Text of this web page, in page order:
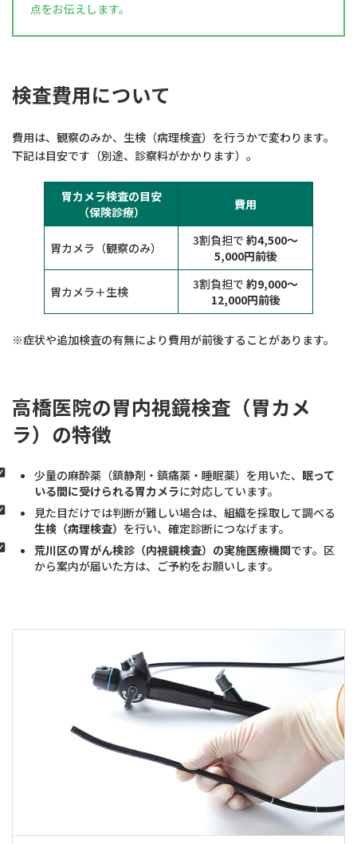
点をお伝えします。
検査費用について
費用は、観察のみか、生検（病理検査）を行うかで変わります。
下記は目安です（別途、診察料がかかります）。
胃カメラ検査の目安
（保険診療）
費用
胃カメラ（観察のみ） 3割負担で 約4,500〜
5,000円前後
胃カメラ＋生検 3割負担で 約9,000〜
12,000円前後
※症状や追加検査の有無により費用が前後することがあります。
高橋医院の胃内視鏡検査（胃カメ
ラ）の特徴
少量の麻酔薬（鎮静剤・鎮痛薬・睡眠薬）を用いた、 眠って
いる間に受けられる胃カメラに対応しています。
見た目だけでは判断が難しい場合は、組織を採取して調べる
生検（病理検査） を行い、確定診断につなげます。
荒川区の胃がん検診（内視鏡検査）の実施医療機関です。区
から案内が届いた方は、ご予約をお願いします。